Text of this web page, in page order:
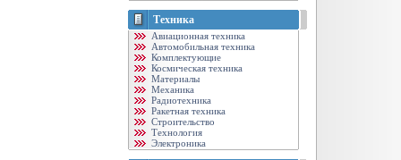
Техника
Авиационная техника
Автомобильная техника
Комплектующие
Космическая техника
Материалы
Механика
Радиотехника
Ракетная техника
Строительство
Технология
Электроника